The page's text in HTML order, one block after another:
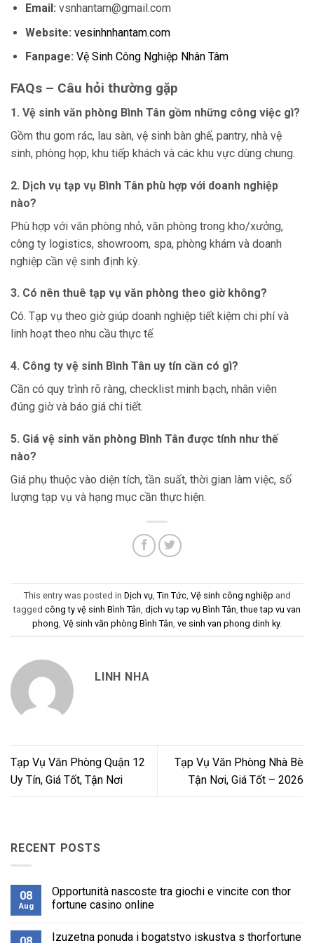
Email: vsnhantam@gmail.com
Website: vesinhnhantam.com
Fanpage: Vệ Sinh Công Nghiệp Nhân Tâm
FAQs – Câu hỏi thường gặp
1. Vệ sinh văn phòng Bình Tân gồm những công việc gì?
Gồm thu gom rác, lau sàn, vệ sinh bàn ghế, pantry, nhà vệ
sinh, phòng họp, khu tiếp khách và các khu vực dùng chung.
2. Dịch vụ tạp vụ Bình Tân phù hợp với doanh nghiệp
nào?
Phù hợp với văn phòng nhỏ, văn phòng trong kho/xưởng,
công ty logistics, showroom, spa, phòng khám và doanh
nghiệp cần vệ sinh định kỳ.
3. Có nên thuê tạp vụ văn phòng theo giờ không?
Có. Tạp vụ theo giờ giúp doanh nghiệp tiết kiệm chi phí và
linh hoạt theo nhu cầu thực tế.
4. Công ty vệ sinh Bình Tân uy tín cần có gì?
Cần có quy trình rõ ràng, checklist minh bạch, nhân viên
đúng giờ và báo giá chi tiết.
5. Giá vệ sinh văn phòng Bình Tân được tính như thế
nào?
Giá phụ thuộc vào diện tích, tần suất, thời gian làm việc, số
lượng tạp vụ và hạng mục cần thực hiện.
This entry was posted in Dịch vụ, Tin Tức, Vệ sinh công nghiệp and
tagged công ty vệ sinh Bình Tân dịch vụ tạp vụ Bình Tân ,thue tap vu van
phong Vệ sinh văn phòng Bình Tân ve sinh van phong dinh ky.
LINH NHA
Tạp Vụ Văn Phòng Quận 12
Uy Tín, Giá Tốt, Tận Nơi
Tạp Vụ Văn Phòng Nhà Bè
Tận Nơi, Giá Tốt – 2026
RECENT POSTS
08
Aug
Opportunità nascoste tra giochi e vincite con thor
fortune casino online
on
Izuzetna ponuda i bogatstvo iskustva s thorfortune